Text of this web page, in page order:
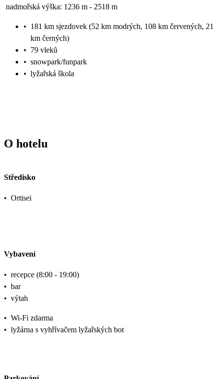
nadmořská výška: 1236 m - 2518 m
• 181 km sjezdovek (52 km modrých, 108 km červených, 21
km černých)
• 79 vleků
• snowpark/funpark
• lyžařská škola
O hotelu
Středisko
• Ortisei
Vybavení
• recepce (8:00 - 19:00)
• bar
• výtah
• Wi-Fi zdarma
• lyžárna s vyhřívačem lyžařských bot